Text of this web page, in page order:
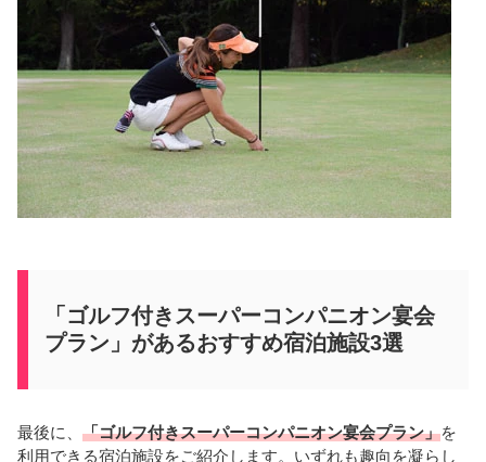
「ゴルフ付きスーパーコンパニオン宴会
プラン」があるおすすめ宿泊施設3選
最後に、 「ゴルフ付きスーパーコンパニオン宴会プラン」を
利用できる宿泊施設をご紹介します。いずれも趣向を凝らし